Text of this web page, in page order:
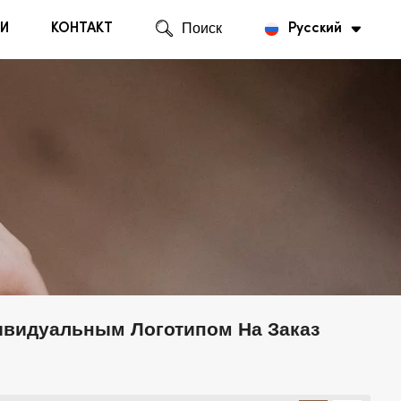
КОНТАКТ Поиск Русский
Логотипом На Заказ